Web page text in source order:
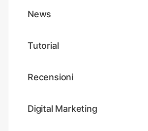
News
Tutorial
Recensioni
Digital Marketing